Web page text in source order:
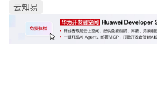
云知易